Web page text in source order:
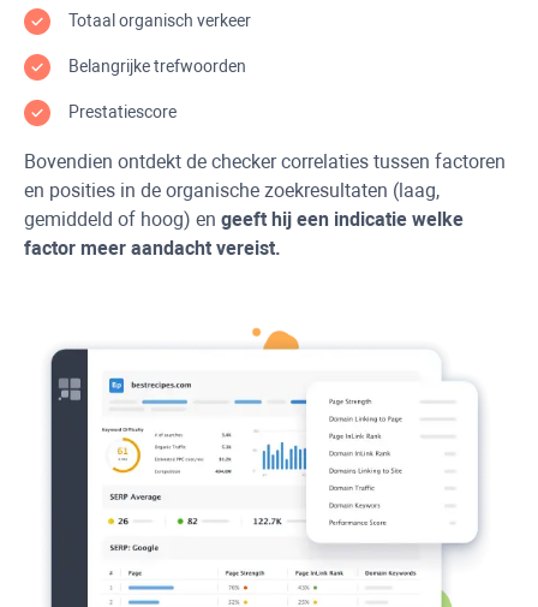
Totaal organisch verkeer
Belangrijke trefwoorden
Prestatiescore
Bovendien ontdekt de checker correlaties tussen factoren
en posities in de organische zoekresultaten (laag,
gemiddeld of hoog) en geeft hij een indicatie welke
factor meer aandacht vereist.